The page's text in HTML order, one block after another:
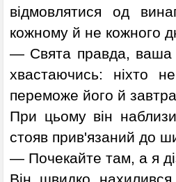
відмовлятися од
кожному й не кожного
— Свята правда, ваша
хвастаючись: ніхто
переможе його й
При цьому він
стояв прив'язаний до
— Почекайте там, а я